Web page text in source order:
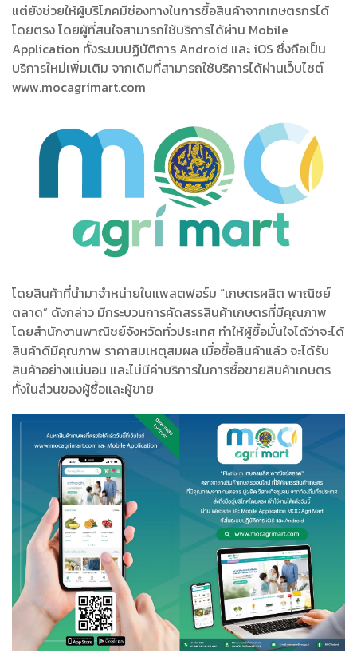
แต่ยังช่วยให้ผู้บริโภคมีช่องทางในการซื้อสินค้าจากเกษตรกรได้
โดยตรง โดยผู้ที่สนใจสามารถใช้บริการได้ผ่าน Mobile
Application ทั้งระบบปฏิบัติการ Android และ iOS ซึ่งถือเป็น
บริการใหม่เพิ่มเติม จากเดิมที่สามารถใช้บริการได้ผ่านเว็บไซต์
www.mocagrimart.com
โดยสินค้าที่นำมาจำหน่ายในแพลตฟอร์ม “เกษตรผลิต พาณิชย์
ตลาด” ดังกล่าว มีกระบวนการคัดสรรสินค้าเกษตรที่มีคุณภาพ
โดยสำนักงานพาณิชย์จังหวัดทั่วประเทศ ทำให้ผู้ซื้อมั่นใจได้ว่าจะได้
สินค้าดีมีคุณภาพ ราคาสมเหตุสมผล เมื่อซื้อสินค้าแล้ว จะได้รับ
สินค้าอย่างแน่นอน และไม่มีค่าบริการในการซื้อขายสินค้าเกษตร
ทั้งในส่วนของผู้ซื้อและผู้ขาย